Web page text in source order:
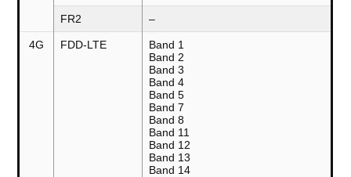
FR2 –
4G FDD-LTE
Band 1
Band 2
Band 3
Band 4
Band 5
Band 7
Band 8
Band 11
Band 12
Band 13
Band 14